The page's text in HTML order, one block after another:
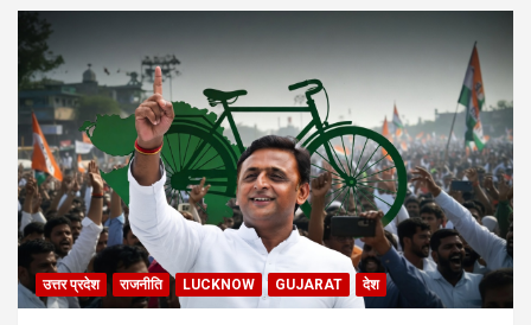
उत्तर प्रदेश राजनीति LUCKNOW GUJARAT देश